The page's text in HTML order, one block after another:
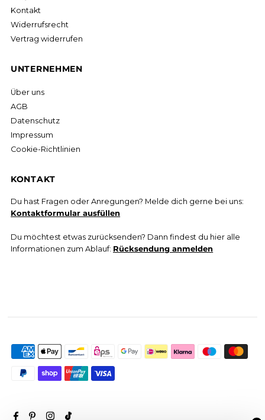
Kontakt
Widerrufsrecht
Vertrag widerrufen
UNTERNEHMEN
Über uns
AGB
Datenschutz
Impressum
Cookie-Richtlinien
KONTAKT
Du hast Fragen oder Anregungen? Melde dich gerne bei uns:
Kontaktformular ausfüllen
Du möchtest etwas zurücksenden? Dann findest du hier alle
Informationen zum Ablauf: Rücksendung anmelden